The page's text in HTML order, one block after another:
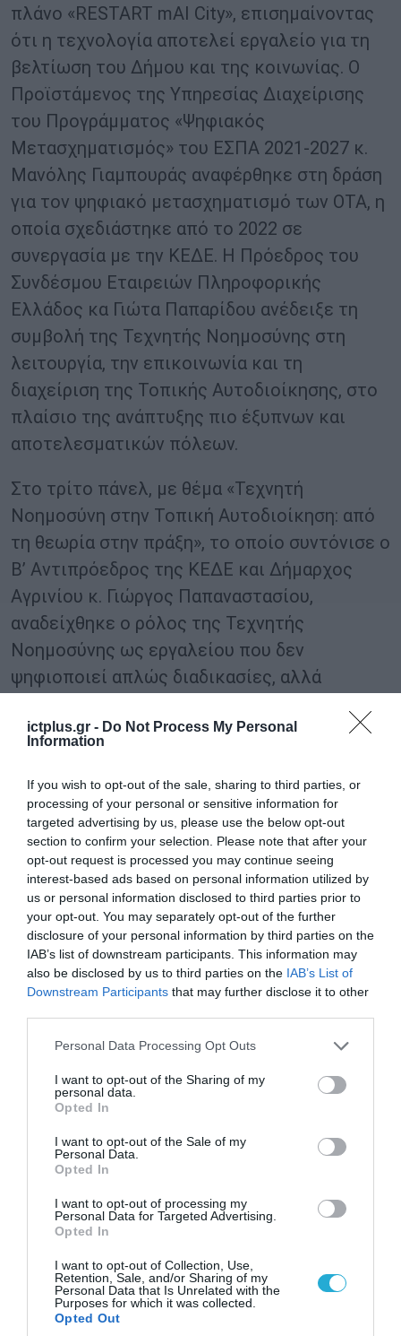
ictplus.gr - Do Not Process My Personal
Information
If you wish to opt-out of the sale, sharing to third parties, or
processing of your personal or sensitive information for
targeted advertising by us, please use the below opt-out
section to confirm your selection. Please note that after your
opt-out request is processed you may continue seeing
interest-based ads based on personal information utilized by
us or personal information disclosed to third parties prior to
your opt-out. You may separately opt-out of the further
disclosure of your personal information by third parties on the
IAB’s list of downstream participants. This information may
also be disclosed by us to third parties on the IAB’s List of
Downstream Participants that may further disclose it to other
Please note that this website/app uses one or more Google
not limited to your visit or usage behaviour. You may click to
grant or deny consent to Google and its third-party tags to
use your data for below specified purposes in below Google
consent section.
Personal Data Processing Opt Outs
I want to opt-out of the Sharing of my
personal data.
Opted In
I want to opt-out of the Sale of my
Personal Data.
Opted In
I want to opt-out of processing my
Personal Data for Targeted Advertising.
Opted In
I want to opt-out of Collection, Use,
Retention, Sale, and/or Sharing of my
Personal Data that Is Unrelated with the
Purposes for which it was collected.
Opted Out
πλάνο «RESTART mAI City», επισημαίνοντας
ότι η τεχνολογία αποτελεί εργαλείο για τη
βελτίωση του Δήμου και της κοινωνίας. Ο
Προϊστάμενος της Υπηρεσίας Διαχείρισης
του Προγράμματος «Ψηφιακός
Μετασχηματισμός» του ΕΣΠΑ 2021-2027 κ.
Μανόλης Γιαμπουράς αναφέρθηκε στη δράση
για τον ψηφιακό μετασχηματισμό των ΟΤΑ, η
οποία σχεδιάστηκε από το 2022 σε
συνεργασία με την ΚΕΔΕ. Η Πρόεδρος του
Συνδέσμου Εταιρειών Πληροφορικής
Ελλάδος κα Γιώτα Παπαρίδου ανέδειξε τη
συμβολή της Τεχνητής Νοημοσύνης στη
λειτουργία, την επικοινωνία και τη
διαχείριση της Τοπικής Αυτοδιοίκησης, στο
πλαίσιο της ανάπτυξης πιο έξυπνων και
αποτελεσματικών πόλεων.
Στο τρίτο πάνελ, με θέμα «Τεχνητή
Νοημοσύνη στην Τοπική Αυτοδιοίκηση: από
τη θεωρία στην πράξη», το οποίο συντόνισε ο
Β’ Αντιπρόεδρος της ΚΕΔΕ και Δήμαρχος
Αγρινίου κ. Γιώργος Παπαναστασίου,
αναδείχθηκε ο ρόλος της Τεχνητής
Νοημοσύνης ως εργαλείου που δεν
ψηφιοποιεί απλώς διαδικασίες, αλλά
σχεδιάζουν πολιτικές, διαχειρίζονται
αλληλεπιδρούν με τους πολίτες. Ο κ.
Παπαναστασίου επισήμανε ότι η πρόκληση
για την Αυτοδιοίκηση είναι η αξιοποίηση της
τεχνολογίας με τρόπο ασφαλή, αξιόπιστο
και χρήσιμο για τον πολίτη, με έμφαση στις
δεξιότητες των εργαζομένων, στις
πραγματικές εφαρμογές και στα μετρήσιμα
αποτελέσματα στην καθημερινότητα των
δημοτών. Ο Καθηγητής του Πανεπιστημίου
εισήγηση για το «Μανιφέστο της Τεχνητής
Νοημοσύνης στη Δημόσια Διοίκηση»,
ανέδειξε τις δυνατότητες μετασχηματισμού
του δημόσιου τομέα μέσω της Τεχνητής
Νοημοσύνης και έθεσε κρίσιμα ερωτήματα
της Microsoft Greece, Cyprus & Malta κα Τίνα
Δαμάσκου παρουσίασε τον τρόπο με τον
οποίο οι αρχές της Τεχνητής Νοημοσύνης
μετατρέπονται σε εργαλεία και εφαρμογές
χρήσιμες για τους Δήμους, υπογραμμίζοντας